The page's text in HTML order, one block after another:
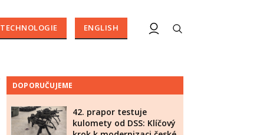
TECHNOLOGIE ENGLISH
DOPORUČUJEME
42. prapor testuje
kulomety od DSS: Klíčový